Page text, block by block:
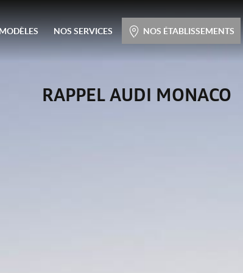
Passer
au
Menu principal
NOS SERVICES NOS ÉTABLISSEMENTS
RAPPEL AUDI MONACO